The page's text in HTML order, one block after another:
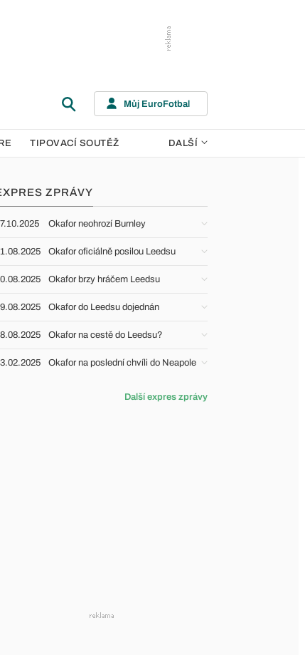
Můj EuroFotbal
TIPOVACÍ SOUTĚŽ DALŠÍ
ZPRÁVY
Okafor neohrozí Burnley
Okafor oficiálně posilou Leedsu
Okafor brzy hráčem Leedsu
Okafor do Leedsu dojednán
Okafor na cestě do Leedsu?
Okafor na poslední chvíli do Neapole
Další expres zprávy